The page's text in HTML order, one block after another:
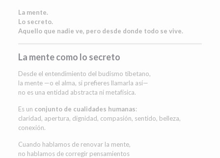
La mente.
Lo secreto.
Aquello que nadie ve, pero desde donde todo se vive.
La mente como lo secreto
Desde el entendimiento del budismo tibetano,
la mente —o el alma, si prefieres llamarla así—
no es una entidad abstracta ni metafísica.
Es un conjunto de cualidades humanas:
claridad, apertura, dignidad, compasión, sentido, belleza,
conexión.
Cuando hablamos de renovar la mente,
no hablamos de corregir pensamientos